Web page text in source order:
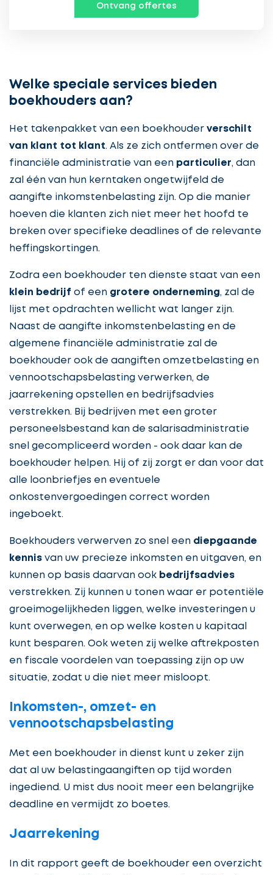
Ontvang offertes
Welke speciale services bieden
boekhouders aan?
Het takenpakket van een boekhouder verschilt
van klant tot klant. Als ze zich ontfermen over de
financiële administratie van een particulier, dan
zal één van hun kerntaken ongetwijfeld de
aangifte inkomstenbelasting zijn. Op die manier
hoeven die klanten zich niet meer het hoofd te
breken over specifieke deadlines of de relevante
heffingskortingen.
Zodra een boekhouder ten dienste staat van een
klein bedrijf of een grotere onderneming, zal de
lijst met opdrachten wellicht wat langer zijn.
Naast de aangifte inkomstenbelasting en de
algemene financiële administratie zal de
boekhouder ook de aangiften omzetbelasting en
vennootschapsbelasting verwerken, de
jaarrekening opstellen en bedrijfsadvies
verstrekken. Bij bedrijven met een groter
personeelsbestand kan de salarisadministratie
snel gecompliceerd worden - ook daar kan de
boekhouder helpen. Hij of zij zorgt er dan voor dat
alle loonbriefjes en eventuele
onkostenvergoedingen correct worden
ingeboekt.
Boekhouders verwerven zo snel een diepgaande
kennis van uw precieze inkomsten en uitgaven, en
kunnen op basis daarvan ook bedrijfsadvies
verstrekken. Zij kunnen u tonen waar er potentiële
groeimogelijkheden liggen, welke investeringen u
kunt overwegen, en op welke kosten u kapitaal
kunt besparen. Ook weten zij welke aftrekposten
en fiscale voordelen van toepassing zijn op uw
situatie, zodat u die niet meer misloopt.
Inkomsten-, omzet- en
vennootschapsbelasting
Met een boekhouder in dienst kunt u zeker zijn
dat al uw belastingaangiften op tijd worden
ingediend. U mist dus nooit meer een belangrijke
deadline en vermijdt zo boetes.
Jaarrekening
In dit rapport geeft de boekhouder een overzicht